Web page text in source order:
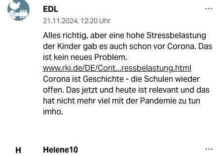
EDL
21.11.2024, 12:20 Uhr
Alles richtig, aber eine hohe Stressbelastung
der Kinder gab es auch schon vor Corona. Das
ist kein neues Problem.
www.rki.de/DE/Cont...ressbelastung.html
Corona ist Geschichte - die Schulen wieder
offen. Das jetzt und heute ist relevant und das
hat nicht mehr viel mit der Pandemie zu tun
imho.
H Helene10